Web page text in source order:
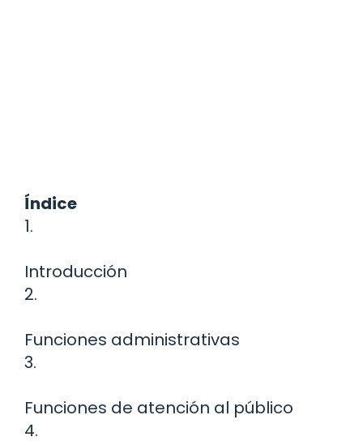
Índice
1.
Introducción
2.
Funciones administrativas
3.
Funciones de atención al público
4.